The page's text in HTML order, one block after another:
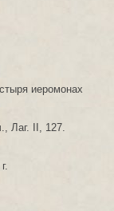
иеромонах
Лаг. II, 127.